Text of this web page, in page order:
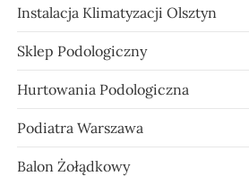
Instalacja Klimatyzacji Olsztyn
Sklep Podologiczny
Hurtowania Podologiczna
Podiatra Warszawa
Balon Żołądkowy